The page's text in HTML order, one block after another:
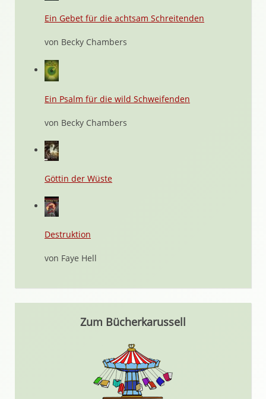
Ein Gebet für die achtsam Schreitenden
von Becky Chambers
Ein Psalm für die wild Schweifenden
von Becky Chambers
Göttin der Wüste
Destruktion
von Faye Hell
Zum Bücherkarussell